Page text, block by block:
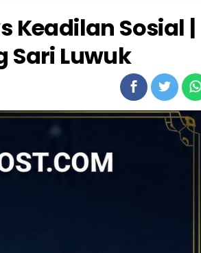
Keadilan Sosial |
Sari Luwuk